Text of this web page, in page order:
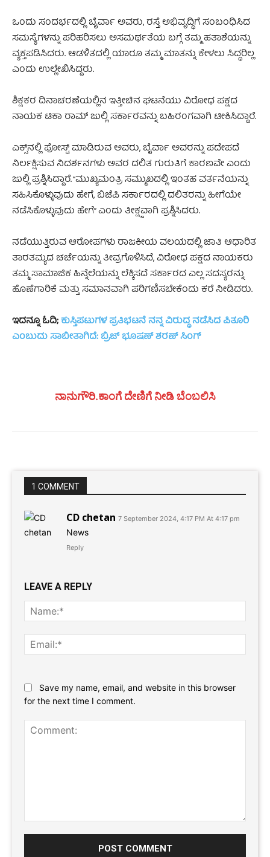
ಒಂದು ಸಂದರ್ಭದಲ್ಲಿ ಬೈರ್ವಾ ಅವರು, ರಸ್ತೆ ಅಭಿವೃದ್ಧಿಗೆ ಸಂಬಂಧಿಸಿದ
ಸಮಸ್ಯೆಗಳನ್ನು ಪರಿಹರಿಸಲು ಅಸಮರ್ಥತೆಯ ಬಗ್ಗೆ ತಮ್ಮ ಹತಾಶೆಯನ್ನು
ವ್ಯಕ್ತಪಡಿಸಿದರು. ಆಡಳಿತದಲ್ಲಿ ಯಾರೂ ತಮ್ಮ ಮಾತನ್ನು ಕೇಳಲು ಸಿದ್ಧರಿಲ್ಲ
ಎಂದು ಉಲ್ಲೇಖಿಸಿದ್ದರು.
ಶಿಕ್ಷಕರ ದಿನಾಚರಣೆಯಲ್ಲಿನ ಇತ್ತೀಚಿನ ಘಟನೆಯು ವಿರೋಧ ಪಕ್ಷದ
ನಾಯಕ ಟಿಕಾ ರಾಮ್ ಜುಲ್ಲಿ ಸರ್ಕಾರವನ್ನು ಬಹಿರಂಗವಾಗಿ ಟೀಕಿಸಿದ್ದಾರೆ.
ಎಕ್ಸ್‌ನಲ್ಲಿ ಪೋಸ್ಟ್‌ ಮಾಡಿರುವ ಅವರು, ಬೈರ್ವಾ ಅವರನ್ನು ಪದೇಪದೆ
ನಿರ್ಲಕ್ಷಿಸುವ ನಿದರ್ಶನಗಳು ಅವರ ದಲಿತ ಗುರುತಿಗೆ ಕಾರಣವೇ ಎಂದು
ಜುಲ್ಲಿ ಪ್ರಶ್ನಿಸಿದ್ದಾರೆ. “ಮುಖ್ಯಮಂತ್ರಿ ಸಮ್ಮುಖದಲ್ಲಿ ಇಂತಹ ವರ್ತನೆಯನ್ನು
ಸಹಿಸಿಕೊಳ್ಳುವುದು ಹೇಗೆ, ಬಿಜೆಪಿ ಸರ್ಕಾರದಲ್ಲಿ ದಲಿತರನ್ನು ಹೀಗೆಯೇ
ನಡೆಸಿಕೊಳ್ಳುವುದು ಹೇಗೆ” ಎಂದು ತೀಕ್ಷ್ಣವಾಗಿ ಪ್ರಶ್ನಿಸಿದರು.
ನಡೆಯುತ್ತಿರುವ ಆರೋಪಗಳು ರಾಜಕೀಯ ವಲಯದಲ್ಲಿ ಜಾತಿ ಆಧಾರಿತ
ತಾರತಮ್ಯದ ಚರ್ಚೆಯನ್ನು ತೀವ್ರಗೊಳಿಸಿದೆ, ವಿರೋಧ ಪಕ್ಷದ ನಾಯಕರು
ತಮ್ಮ ಸಾಮಾಜಿಕ ಹಿನ್ನೆಲೆಯನ್ನು ಲೆಕ್ಕಿಸದೆ ಸರ್ಕಾರದ ಎಲ್ಲ ಸದಸ್ಯರನ್ನು
ಹೊಣೆಗಾರಿಕೆ ಮತ್ತು ಸಮಾನವಾಗಿ ಪರಿಗಣಿಸಬೇಕೆಂದು ಕರೆ ನೀಡಿದರು.
ಇದನ್ನೂ ಓದಿ;ಕುಸ್ತಿಪಟುಗಳ ಪ್ರತಿಭಟನೆ ನನ್ನ ವಿರುದ್ಧ ನಡೆಸಿದ ಪಿತೂರಿ
ಎಂಬುದು ಸಾಬೀತಾಗಿದೆ: ಬ್ರಿಜ್ ಭೂಷಣ್ ಶರಣ್ ಸಿಂಗ್
ನಾನುಗೌರಿ.ಕಾಂಗೆ ದೇಣಿಗೆ ನೀಡಿ ಬೆಂಬಲಿಸಿ
1 COMMENT
CD chetan 7 September 2024, 4:17 PM At 4:17 pm
News
Reply
LEAVE A REPLY
Save my name, email, and website in this browser
for the next time I comment.